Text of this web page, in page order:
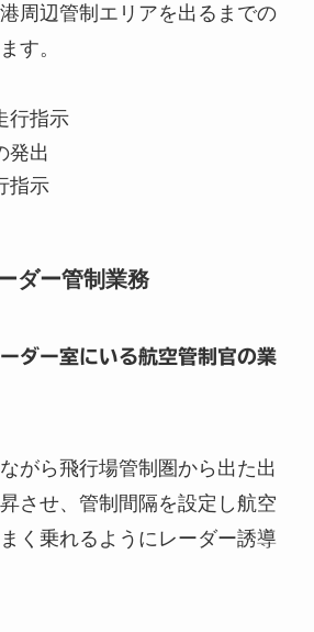
周辺管制エリアを出るまでの
す。
行指示
発出
指示
ダー管制業務
ーダー室にいる航空管制官の業
がら飛行場管制圏から出た出
させ、管制間隔を設定し航空
く乗れるようにレーダー誘導